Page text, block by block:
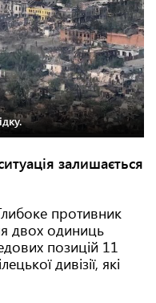
залишається
противник
двох одиниць
позицій 11
дивізії, які